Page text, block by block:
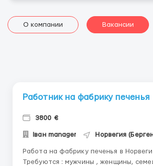
О компании Вакансии
Работник на фабрику печенья
3800 €
Іван manager Норвегия
Работа на фабрику печенья в
Требуются : мужчины , женщины,